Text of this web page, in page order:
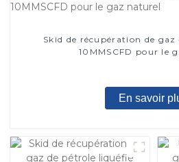
Skid de récupération de
10MMSCFD pour le
En savoir